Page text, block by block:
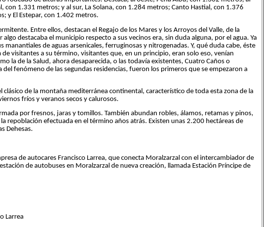
con 1.331 metros; y al sur, La Solana, con 1.284 metros; Canto Hastial, con 1.376
y El Estepar, con 1.402 metros.
Entre ellos, destacan el Regajo de los Mares y los Arroyos del Valle, de la
algo destacaba el municipio respecto a sus vecinos era, sin duda alguna, por el agua. Ya
manantiales de aguas arsenicales, ferruginosas y nitrogenadas. Y, qué duda cabe, éste
de visitantes a su término, visitantes que, en un principio, eran solo eso, venían
la de la Salud, ahora desaparecida, o las todavía existentes, Cuatro Caños o
fenómeno de las segundas residencias, fueron los primeros que se empezaron a
clásico de la montaña mediterránea continental, característico de toda esta zona de la
fríos y veranos secos y calurosos.
por fresnos, jaras y tomillos. También abundan robles, álamos, retamas y pinos,
repoblación efectuada en el término años atrás. Existen unas 2.200 hectáreas de
Dehesas.
de autocares Francisco Larrea, que conecta Moralzarzal con el intercambiador de
de autobuses en Moralzarzal de nueva creación, llamada Estación Príncipe de